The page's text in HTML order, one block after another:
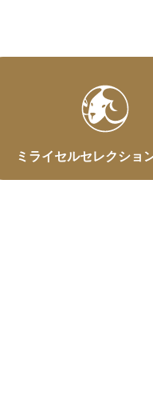
ミライセルセレクショ